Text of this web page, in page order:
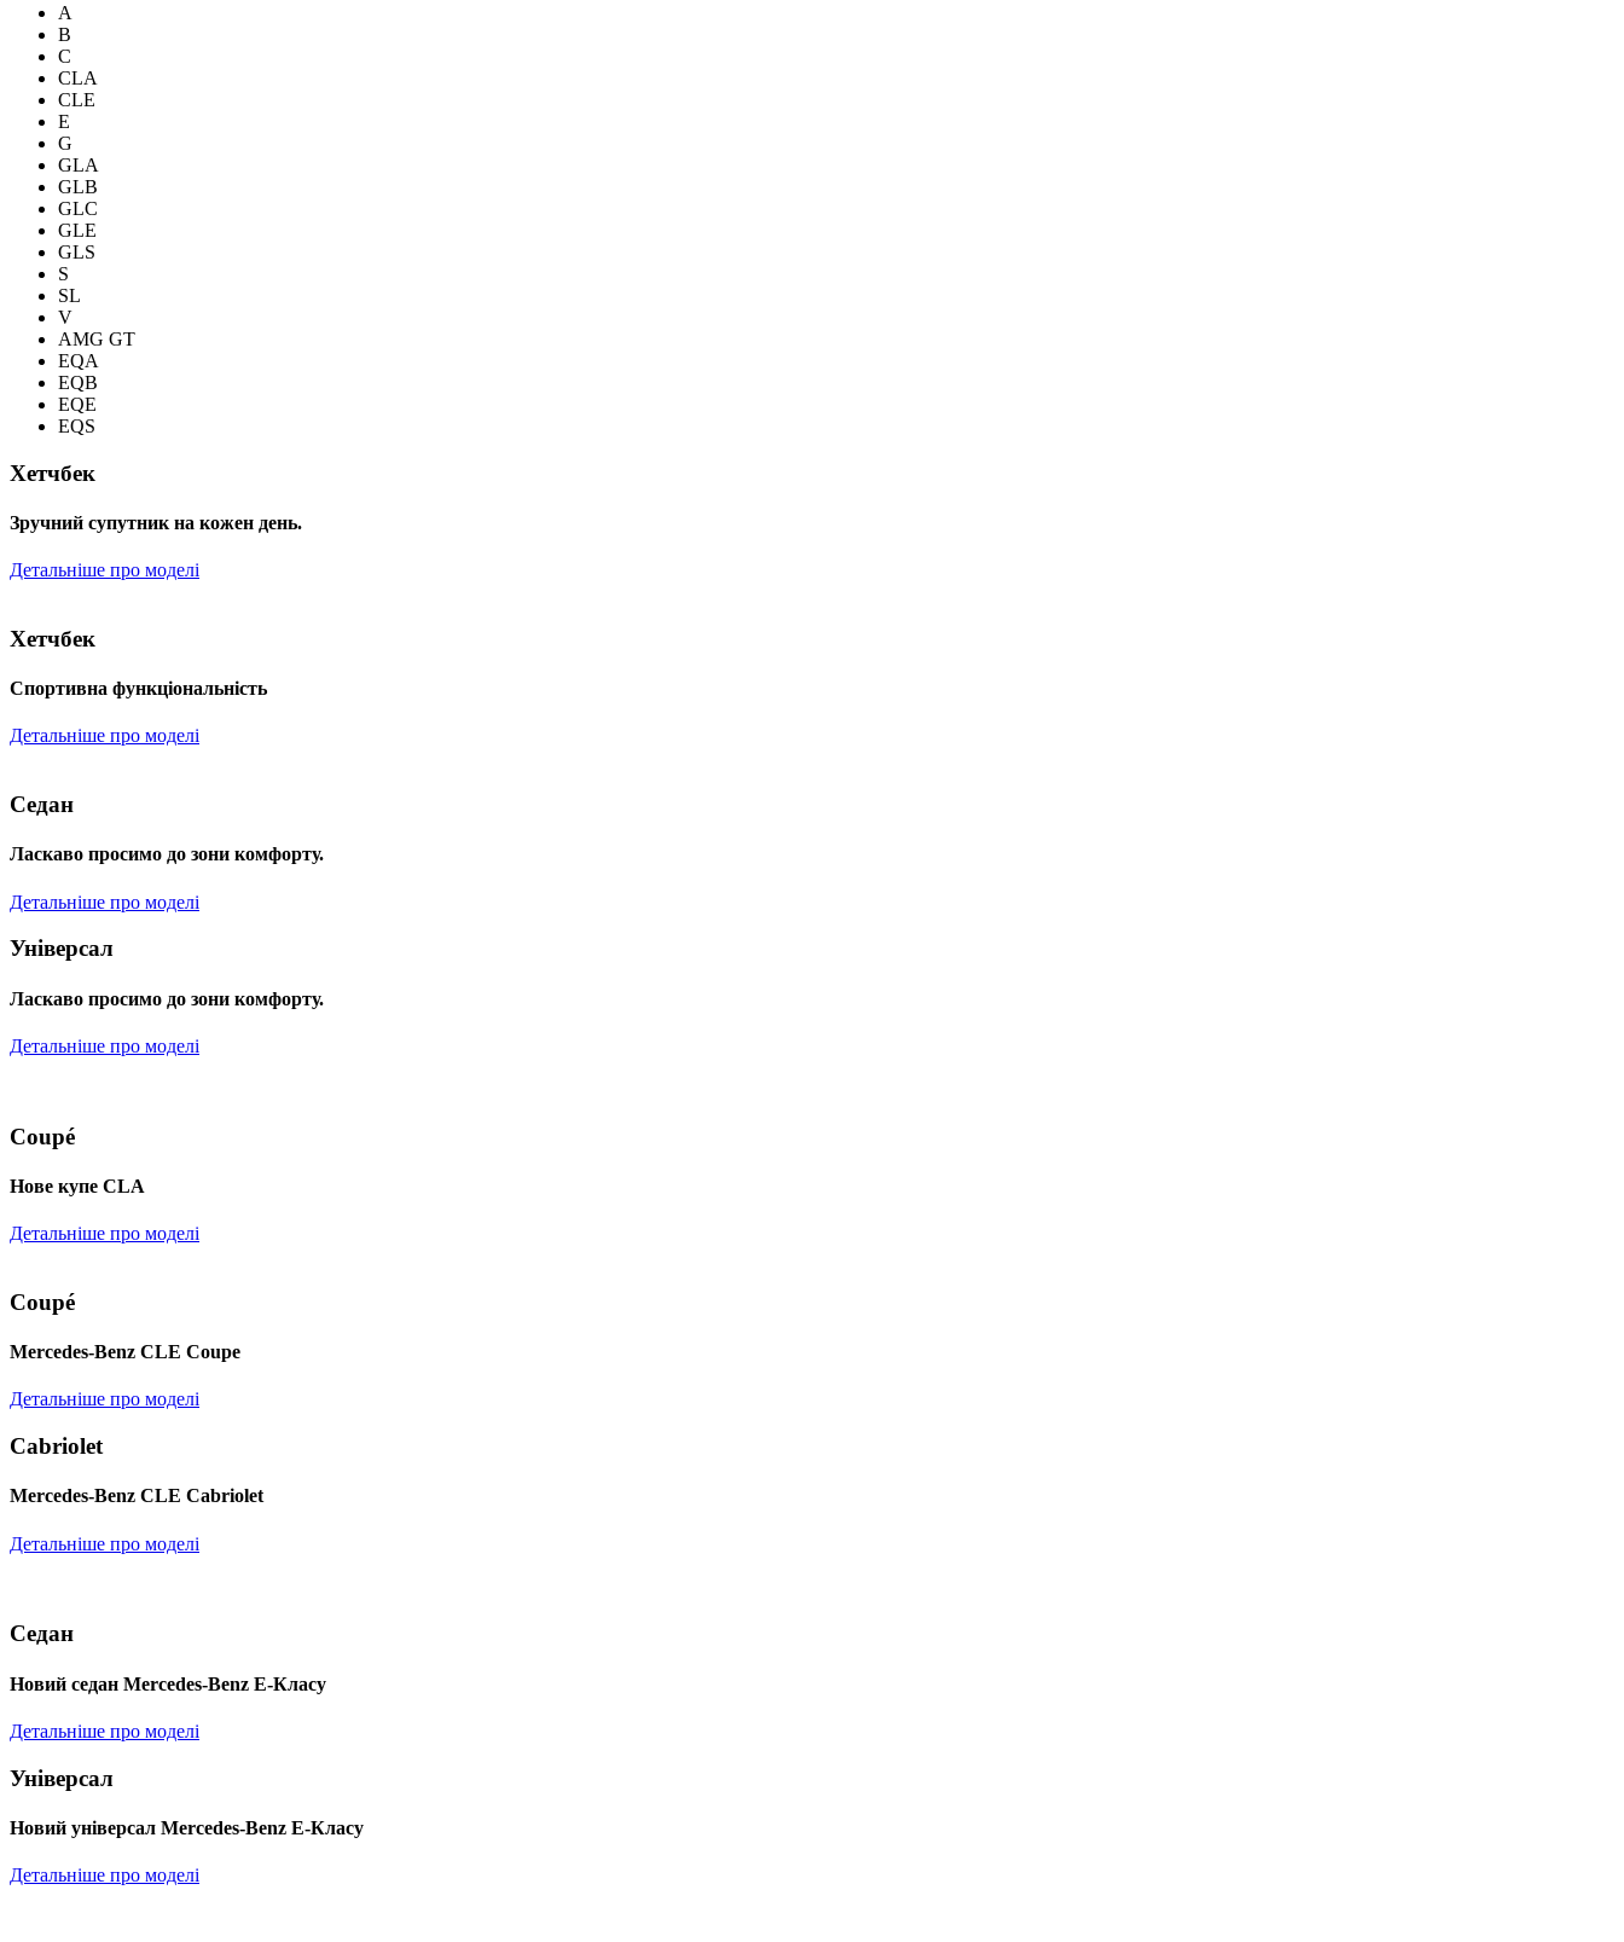
A
B
C
CLA
CLE
E
G
GLA
GLB
GLC
GLE
GLS
S
SL
V
AMG GT
EQA
EQB
EQE
EQS
Хетчбек
Зручний супутник на кожен день.
Детальніше про моделі
Хетчбек
Спортивна функціональність
Детальніше про моделі
Седан
Ласкаво просимо до зони комфорту.
Детальніше про моделі
Універсал
Ласкаво просимо до зони комфорту.
Детальніше про моделі
Coupé
Нове купе CLA
Детальніше про моделі
Coupé
Mercedes-Benz CLE Coupe
Детальніше про моделі
Cabriolet
Mercedes-Benz CLE Cabriolet
Детальніше про моделі
Седан
Новий седан Mercedes-Benz Е-Класу
Детальніше про моделі
Універсал
Новий універсал Mercedes-Benz E-Класу
Детальніше про моделі